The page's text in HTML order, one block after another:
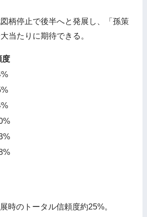
柄停止で後半へと発展し、「孫策
当たりに期待できる。
度
時のトータル信頼度約25%。